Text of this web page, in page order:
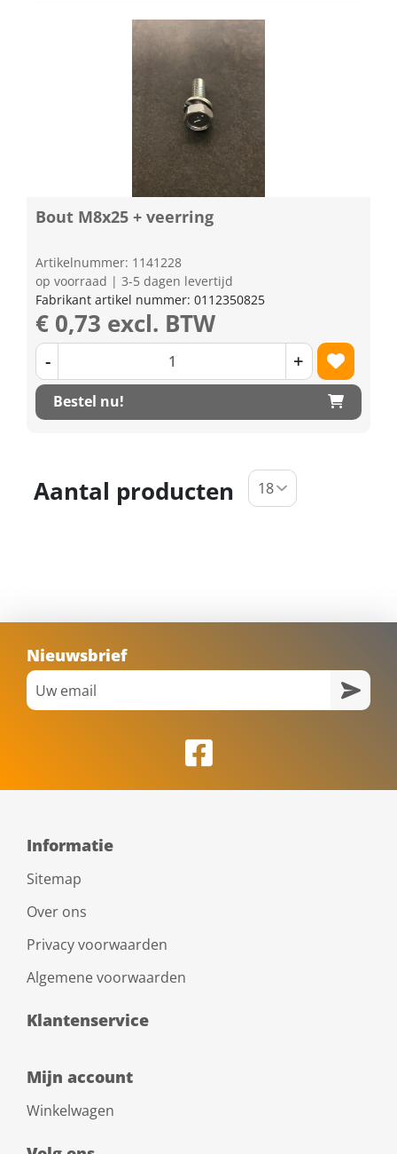
Bout M8x25 + veerring
Artikelnummer: 1141228
op voorraad | 3-5 dagen levertijd
Fabrikant artikel nummer: 0112350825
€ 0,73 excl. BTW
- +
Bestel nu!
Aantal producten
Nieuwsbrief
Informatie
Sitemap
Over ons
Privacy voorwaarden
Algemene voorwaarden
Klantenservice
Mijn account
Winkelwagen